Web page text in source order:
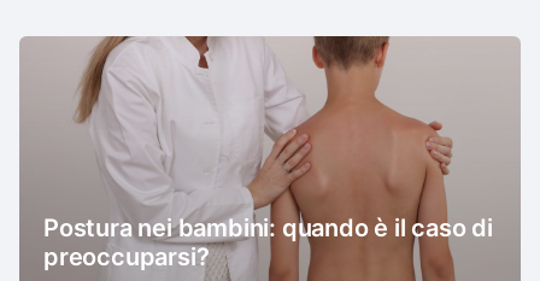
Postura nei bambini: quando è il caso di
preoccuparsi?